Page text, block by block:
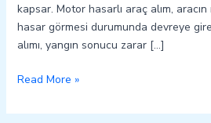
kapsar. Motor hasarlı araç alım,
hasar görmesi durumunda devreye
alımı, yangın sonucu zarar […]
Read More »